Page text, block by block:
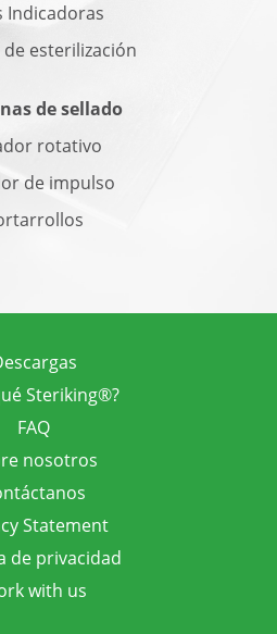
Indicadoras
esterilización
de sellado
rotativo
de impulso
Steriking®?
FAQ
nosotros
Statement
de privacidad
with us